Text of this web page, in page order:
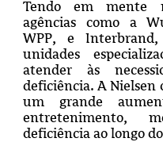
Tendo em mente
agências como a
WPP, e
unidades
atender às
deficiência. A
um grande
entretenimento,
deficiência ao longo